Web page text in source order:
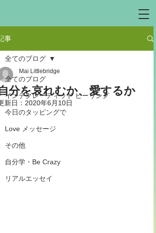
事
全てのブログ
インテグレーティッド ヒーリング
今日のタッピングで
Love メッセージ
その他
自分学・Be Crazy
リアルエッセイ
全てのブログ
分を哀れむか、愛するか
Mai Littlebridge
新日： 2020年6月10日